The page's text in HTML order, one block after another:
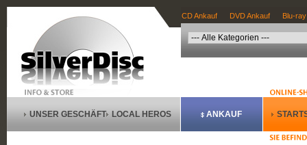
CD Ankauf DVD Ankauf Blu-
UNSER GESCHÄFT LOCAL HEROS ANKAUF